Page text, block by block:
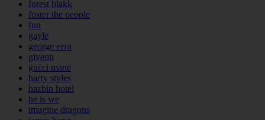
forest blakk
foster the people
fun
gayle
george ezra
giveon
gucci mane
harry styles
hazbin hotel
he is we
imagine dragons